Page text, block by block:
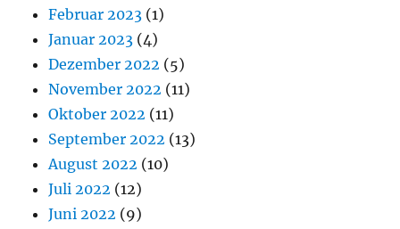
Februar 2023 (1)
Januar 2023 (4)
Dezember 2022 (5)
November 2022 (11)
Oktober 2022 (11)
September 2022 (13)
August 2022 (10)
Juli 2022 (12)
Juni 2022 (9)